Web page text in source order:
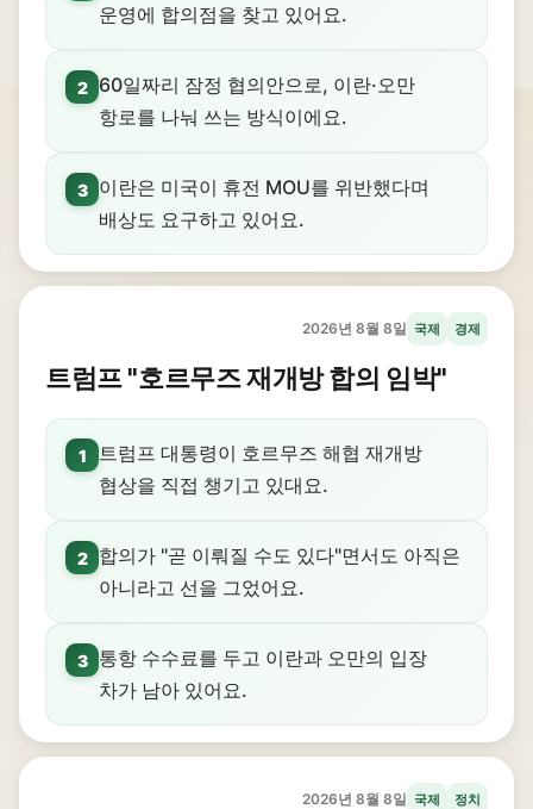
운영에 합의점을 찾고 있어요.
2
60일짜리 잠정 협의안으로, 이란·오만
항로를 나눠 쓰는 방식이에요.
3
이란은 미국이 휴전 MOU를 위반했다며
배상도 요구하고 있어요.
2026년 8월 8일 국제 경제
트럼프 "호르무즈 재개방 합의 임박"
1
트럼프 대통령이 호르무즈 해협 재개방
협상을 직접 챙기고 있대요.
2
합의가 "곧 이뤄질 수도 있다"면서도 아직은
아니라고 선을 그었어요.
3
통항 수수료를 두고 이란과 오만의 입장
차가 남아 있어요.
2026년 8월 8일 국제 정치